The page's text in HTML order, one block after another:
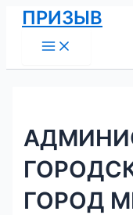
Перейти
содержимому
ПРИЗЫВ
Menu
ГОРОД
Навигация
по
записям